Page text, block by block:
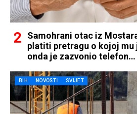
Samohrani otac iz
platiti pretragu o kojoj mu
onda je zazvonio telefon…
BIH NOVOSTI SVIJET